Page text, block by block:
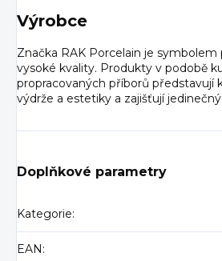
Výrobce
Značka RAK Porcelain je
vysoké kvality. Produkty v podobě
propracovaných příborů představují
výdrže a estetiky a zajišťují
Doplňkové parametry
Kategorie:
EAN: